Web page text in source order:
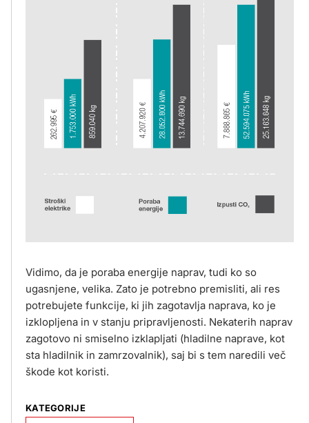
Vidimo, da je poraba energije naprav, tudi ko so
ugasnjene, velika. Zato je potrebno premisliti, ali res
potrebujete funkcije, ki jih zagotavlja naprava, ko je
izklopljena in v stanju pripravljenosti. Nekaterih naprav
zagotovo ni smiselno izklapljati (hladilne naprave, kot
sta hladilnik in zamrzovalnik), saj bi s tem naredili več
škode kot koristi.
KATEGORIJE